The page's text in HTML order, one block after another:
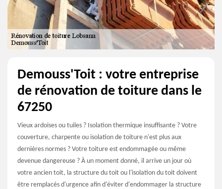
Demouss'Toit : votre entreprise
de rénovation de toiture dans le
67250
Vieux ardoises ou tuiles ? Isolation thermique insuffisante ? Votre
couverture, charpente ou isolation de toiture n'est plus aux
dernières normes ? Votre toiture est endommagée ou même
devenue dangereuse ? À un moment donné, il arrive un jour où
votre ancien toit, la structure du toit ou l'isolation du toit doivent
être remplacés d'urgence afin d'éviter d'endommager la structure